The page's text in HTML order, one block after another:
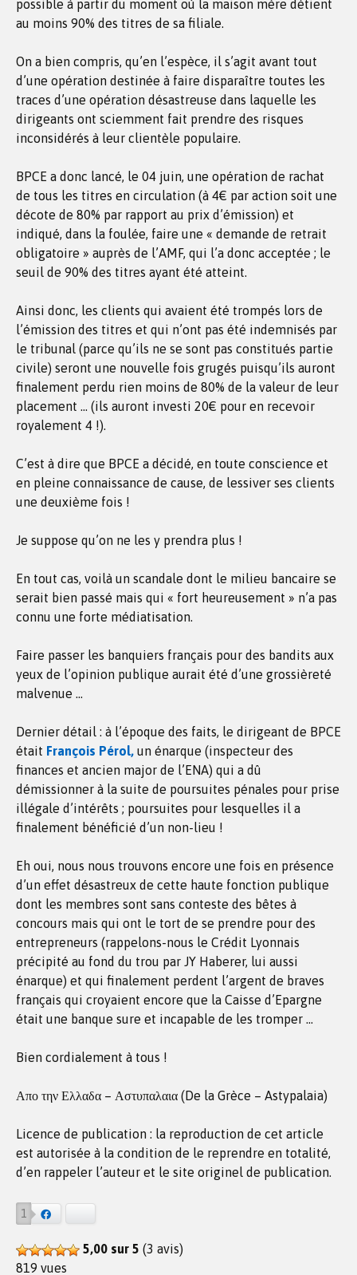
possible à partir du moment où la maison mère détient
au moins 90% des titres de sa filiale.
On a bien compris, qu’en l’espèce, il s’agit avant tout
d’une opération destinée à faire disparaître toutes les
traces d’une opération désastreuse dans laquelle les
dirigeants ont sciemment fait prendre des risques
inconsidérés à leur clientèle populaire.
BPCE a donc lancé, le 04 juin, une opération de rachat
de tous les titres en circulation (à 4€ par action soit une
décote de 80% par rapport au prix d’émission) et
indiqué, dans la foulée, faire une « demande de retrait
obligatoire » auprès de l’AMF, qui l’a donc acceptée ; le
seuil de 90% des titres ayant été atteint.
Ainsi donc, les clients qui avaient été trompés lors de
l’émission des titres et qui n’ont pas été indemnisés par
le tribunal (parce qu’ils ne se sont pas constitués partie
civile) seront une nouvelle fois grugés puisqu’ils auront
finalement perdu rien moins de 80% de la valeur de leur
placement … (ils auront investi 20€ pour en recevoir
royalement 4 !).
C’est à dire que BPCE a décidé, en toute conscience et
en pleine connaissance de cause, de lessiver ses clients
une deuxième fois !
Je suppose qu’on ne les y prendra plus !
En tout cas, voilà un scandale dont le milieu bancaire se
serait bien passé mais qui « fort heureusement » n’a pas
connu une forte médiatisation.
Faire passer les banquiers français pour des bandits aux
yeux de l’opinion publique aurait été d’une grossièreté
malvenue …
Dernier détail : à l’époque des faits, le dirigeant de BPCE
était François Pérol, un énarque (inspecteur des
finances et ancien major de l’ENA) qui a dû
démissionner à la suite de poursuites pénales pour prise
illégale d’intérêts ; poursuites pour lesquelles il a
finalement bénéficié d’un non-lieu !
Eh oui, nous nous trouvons encore une fois en présence
d’un effet désastreux de cette haute fonction publique
dont les membres sont sans conteste des bêtes à
concours mais qui ont le tort de se prendre pour des
entrepreneurs (rappelons-nous le Crédit Lyonnais
précipité au fond du trou par JY Haberer, lui aussi
énarque) et qui finalement perdent l’argent de braves
français qui croyaient encore que la Caisse d’Epargne
était une banque sure et incapable de les tromper …
Bien cordialement à tous !
Απο την Ελλαδα – Αστυπαλαια (De la Grèce – Astypalaia)
Licence de publication : la reproduction de cet article
est autorisée à la condition de le reprendre en totalité,
d’en rappeler l’auteur et le site originel de publication.
1
5,00 sur 5 (3 avis)
819 vues